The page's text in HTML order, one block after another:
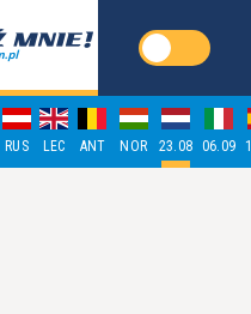
RUS LEC ANT NOR 23.08 06.09